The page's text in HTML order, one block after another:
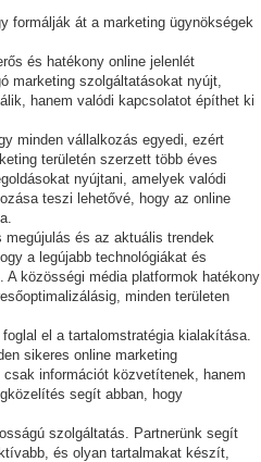
formálják át a marketing ügynökségek
és hatékony online jelenlét
marketing szolgáltatásokat nyújt,
hanem valódi kapcsolatot építhet ki
minden vállalkozás egyedi, ezért
területén szerzett több éves
nyújtani, amelyek valódi
teszi lehetővé, hogy az online
megújulás és az aktuális trendek
a legújabb technológiákat és
közösségi média platformok hatékony
minden területen
el a tartalomstratégia kialakítása.
sikeres online marketing
információt közvetítenek, hanem
segít abban, hogy
szolgáltatás. Partnerünk segít
és olyan tartalmakat készít,